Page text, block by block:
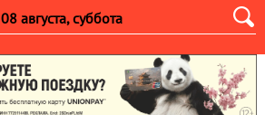
08 августа, суббота